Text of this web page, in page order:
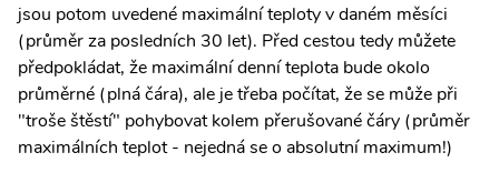
jsou potom uvedené maximální teploty v daném měsíci
(průměr za posledních 30 let). Před cestou tedy můžete
předpokládat, že maximální denní teplota bude okolo
průměrné (plná čára), ale je třeba počítat, že se může při
"troše štěstí" pohybovat kolem přerušované čáry (průměr
maximálních teplot - nejedná se o absolutní maximum!)